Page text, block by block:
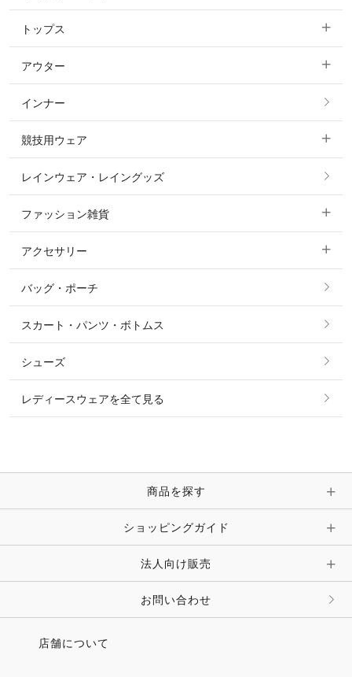
すべてのキュロット
フルグリップ・尻革 キュロット
ニーグリップ・膝革 キュロット
トップス
すべてのトップス
ポロシャツ
カットソー・Tシャツ・タンクトップ
パーカー・トレーナー・スウェット
ニット・セーター
シャツ・ブラウス・ワンピース
アウター
すべてのアウター
コート
ジャケット・ブルゾン
その他 アウター
インナー
競技用ウェア
すべての競技用ウェア
ショージャケット
ショーシャツ
レインウェア・レイングッズ
ファッション雑貨
すべてのファッション雑貨
ソックス
ベルト
マフラー・スカーフ・ストール・スヌード
時計・財布・キーケース・革小物
キーホルダー・チャーム・ストラップ
アクセサリー
すべてのアクセサリー
リング
ピアス・イヤリング
ピン・ブローチ・コサージュ
その他 アクセサリー
バッグ・ポーチ
スカート・パンツ・ボトムス
シューズ
レディースウェアを全て見る
商品を探す
ショッピングガイド
法人向け販売
お問い合わせ
店舗について